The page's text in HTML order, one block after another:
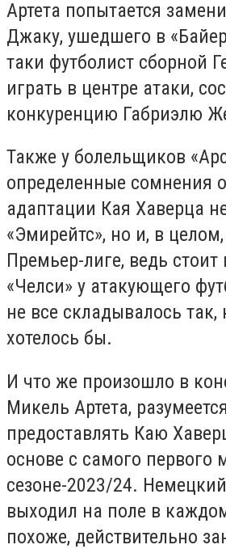
Артета попытается
Джаку, ушедшего в
таки футболист сборной
играть в центре атаки,
конкуренцию Габриэлю
Также у болельщиков
определенные сомнения
адаптации Кая Хаверца
«Эмирейтс», но и, в
Премьер-лиге, ведь стоит
«Челси» у атакующего
не все складывалось так,
хотелось бы.
И что же произошло в
Микель Артета,
предоставлять Каю
основе с самого первого
сезоне-2023/24.
выходил на поле в
похоже, действительно